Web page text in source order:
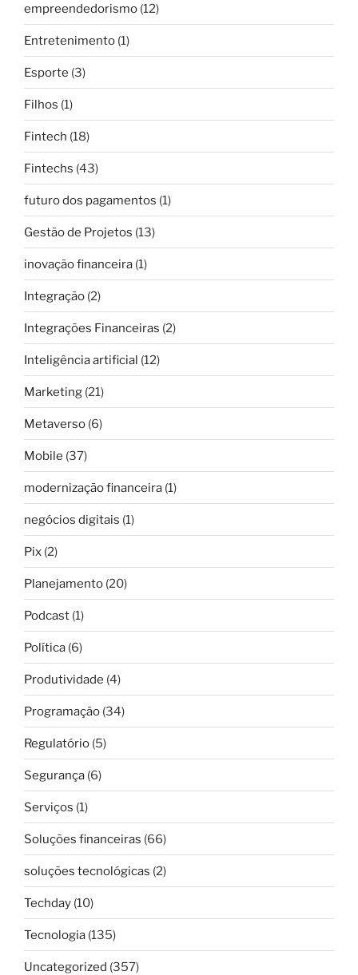
empreendedorismo (12)
Entretenimento (1)
Esporte (3)
Filhos (1)
Fintech (18)
Fintechs (43)
futuro dos pagamentos (1)
Gestão de Projetos (13)
inovação financeira (1)
Integração (2)
Integrações Financeiras (2)
Inteligência artificial (12)
Marketing (21)
Metaverso (6)
Mobile (37)
modernização financeira (1)
negócios digitais (1)
Pix (2)
Planejamento (20)
Podcast (1)
Política (6)
Produtividade (4)
Programação (34)
Regulatório (5)
Segurança (6)
Serviços (1)
Soluções financeiras (66)
soluções tecnológicas (2)
Techday (10)
Tecnologia (135)
Uncategorized (357)